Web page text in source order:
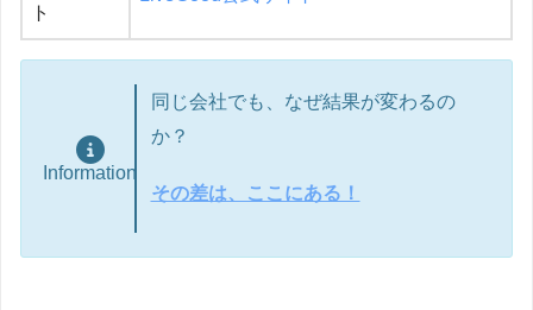
ト
Information
同じ会社でも、なぜ結果が変わるの
か？
その差は、ここにある！